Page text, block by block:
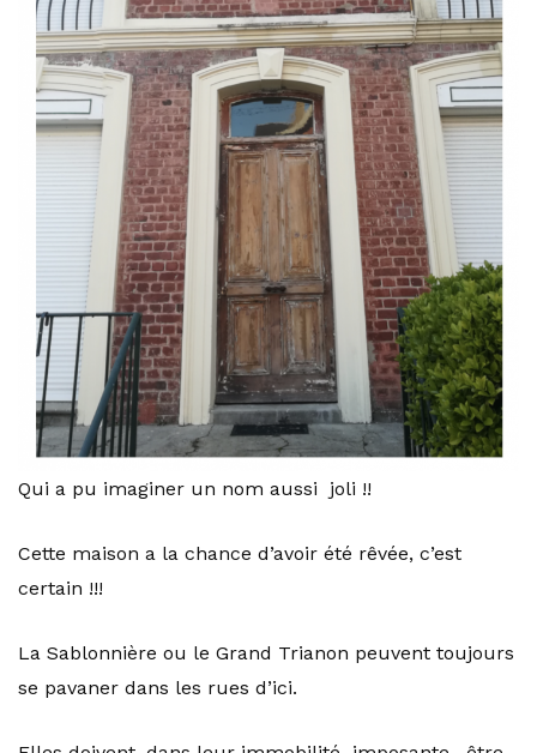
Qui a pu imaginer un nom aussi joli !!
Cette maison a la chance d’avoir été rêvée, c’est
certain !!!
La Sablonnière ou le Grand Trianon peuvent toujours
se pavaner dans les rues d’ici.